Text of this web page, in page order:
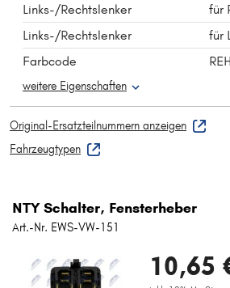
Links-/Rechtslenker
für
Links-/Rechtslenker
für
Farbcode
REH
weitere Eigenschaften
Original-Ersatzteilnummern anzeigen
Fahrzeugtypen
NTY Schalter, Fensterheber
Art.-Nr. EWS-VW-151
10,65